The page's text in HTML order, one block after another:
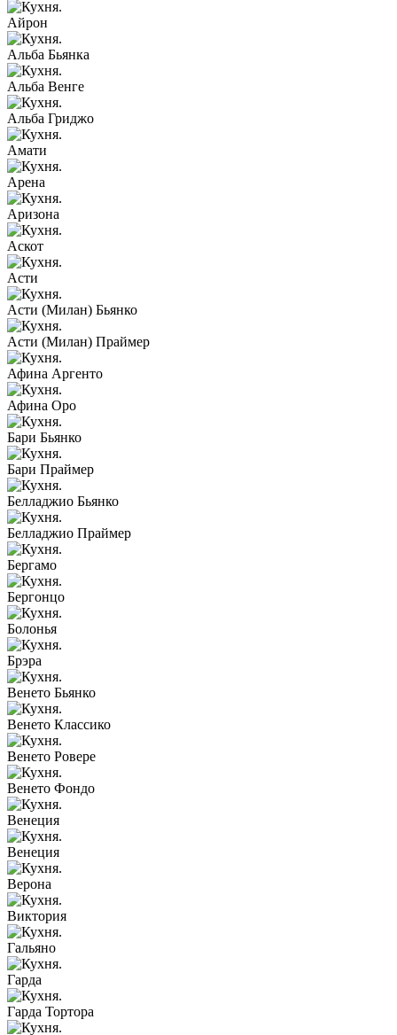
Айрон
Альба Бьянка
Альба Венге
Альба Гриджо
Амати
Арена
Аризона
Аскот
Асти
Асти (Милан) Бьянко
Асти (Милан) Праймер
Афина Аргенто
Афина Оро
Бари Бьянко
Бари Праймер
Белладжио Бьянко
Белладжио Праймер
Бергамо
Бергонцо
Болонья
Брэра
Венето Бьянко
Венето Классико
Венето Ровере
Венето Фондо
Венеция
Венеция
Верона
Виктория
Гальяно
Гарда
Гарда Тортора